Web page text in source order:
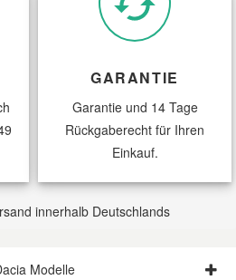
GARANTIE
Garantie und 14 Tage
Rückgaberecht für Ihren
Einkauf.
innerhalb Deutschlands
Modelle